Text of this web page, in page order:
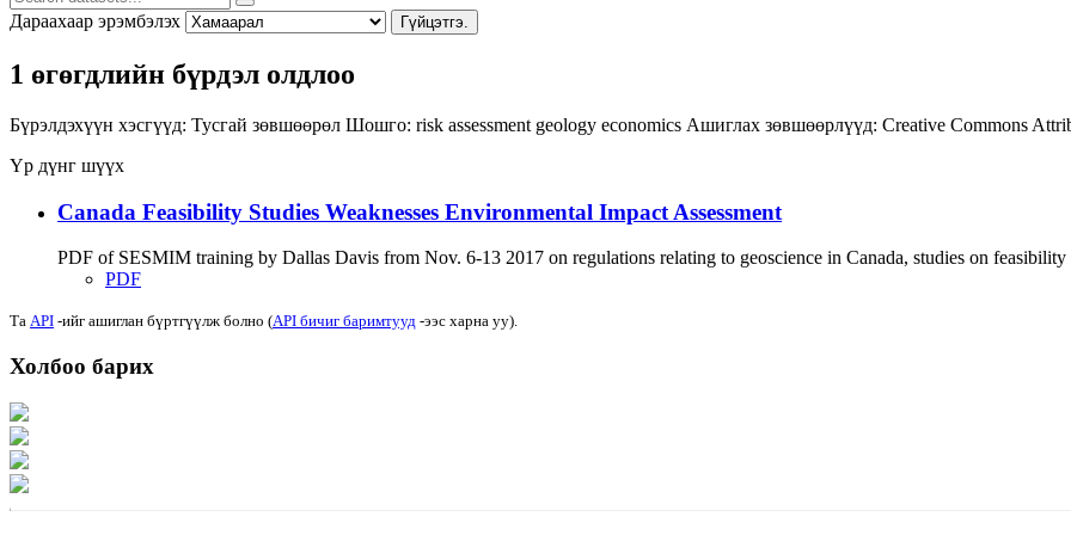
Дараахаар эрэмбэлэх Гүйцэтгэ.
1 өгөгдлийн бүрдэл олдлоо
Бүрэлдэхүүн хэсгүүд: Тусгай зөвшөөрөл Шошго: risk assessment geology economics Ашиглах зөвшөөрлүүд: Creative Commons
Үр дүнг шүүх
Canada Feasibility Studies Weaknesses Environmental Impact Assessment
PDF of SESMIM training by Dallas Davis from Nov. 6-13 2017 on regulations relating to geoscience in Canada, studies on feasibility
PDF
Та API -ийг ашиглан бүртгүүлж болно (API бичиг баримтууд -ээс харна уу).
Холбоо барих